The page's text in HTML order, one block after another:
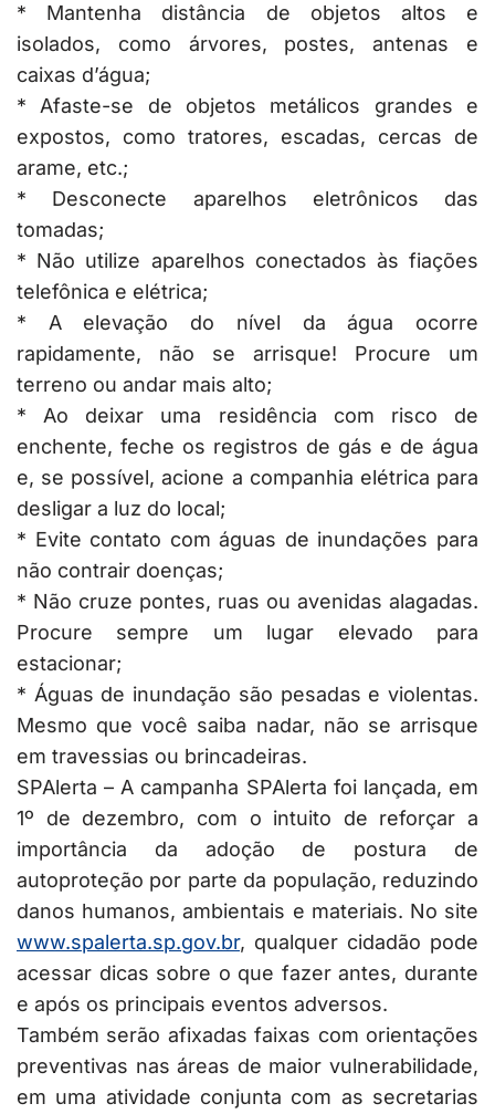
* Mantenha distância de objetos altos e
isolados, como árvores, postes, antenas e
caixas d’água;
* Afaste-se de objetos metálicos grandes e
expostos, como tratores, escadas, cercas de
arame, etc.;
* Desconecte aparelhos eletrônicos das
tomadas;
* Não utilize aparelhos conectados às fiações
telefônica e elétrica;
* A elevação do nível da água ocorre
rapidamente, não se arrisque! Procure um
terreno ou andar mais alto;
* Ao deixar uma residência com risco de
enchente, feche os registros de gás e de água
e, se possível, acione a companhia elétrica para
desligar a luz do local;
* Evite contato com águas de inundações para
não contrair doenças;
* Não cruze pontes, ruas ou avenidas alagadas.
Procure sempre um lugar elevado para
estacionar;
* Águas de inundação são pesadas e violentas.
Mesmo que você saiba nadar, não se arrisque
em travessias ou brincadeiras.
SPAlerta – A campanha SPAlerta foi lançada, em
1º de dezembro, com o intuito de reforçar a
importância da adoção de postura de
autoproteção por parte da população, reduzindo
danos humanos, ambientais e materiais. No site
www.spalerta.sp.gov.br, qualquer cidadão pode
acessar dicas sobre o que fazer antes, durante
e após os principais eventos adversos.
Também serão afixadas faixas com orientações
preventivas nas áreas de maior vulnerabilidade,
em uma atividade conjunta com as secretarias